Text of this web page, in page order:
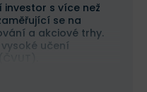
s více než
se na
a akciové trhy.
učení
kombinuje
a zaměřuje se